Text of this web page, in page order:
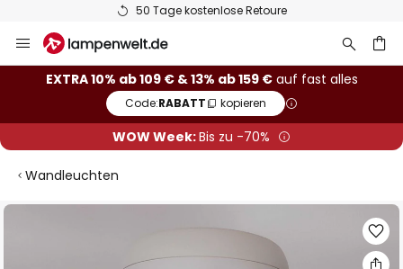
50 Tage kostenlose Retoure
Inhalt
springen
EXTRA 10% ab 109 € & 13% ab 159 €auf fast alles
Code:RABATT kopieren
WOW Week:Bis zu -70%
Wandleuchten
Zum